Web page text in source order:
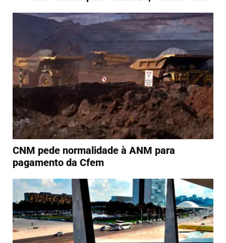
CNM pede normalidade à ANM para
pagamento da Cfem